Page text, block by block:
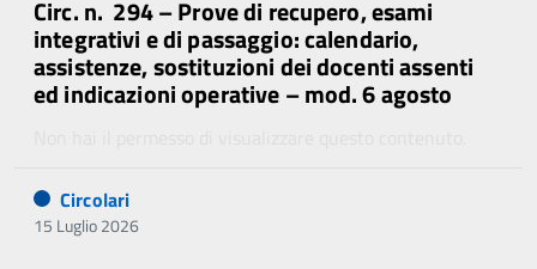
Circ. n. 294 – Prove di recupero, esami
integrativi e di passaggio: calendario,
assistenze, sostituzioni dei docenti assenti
ed indicazioni operative – mod. 6 agosto
Circolari
15 Luglio 2026